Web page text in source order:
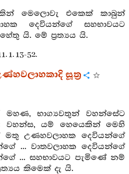
මෙලොවැ එකෙක් කාබුන්
දෙවියන්ගේ සහභාවයට
යි. මේ ප්‍රත්‍යය යි.
1. 13-52.
සූත්‍ර
භාග්‍යවතුන් වහන්සේට
වහන්ස, යම් හෙයෙකින් මෙහි
උණහවලාහක දෙවියන්ගේ
... වාතවලාහක දෙවියන්ගේ
... සහභාවයට පැමිණේ නම්
කිමෙක් දැ යි.